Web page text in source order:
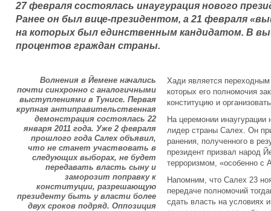
27 февраля состоялась инаугурация нового
Ранее он был вице-президентом, а 21 февраля
на которых был единственным кандидатом. В
процентов граждан страны.
Волнения в Йемене начались
почти синхронно с аналогичными
выступлениями в Тунисе. Первая
крупная антиправительственная
демонстрация состоялась 22
января 2011 года. Уже 2 февраля
прошлого года Салех объявил,
что не станет участвовать в
следующих выборах, не будет
передавать власть сыну и
заморозит поправку к
конституции, разрешающую
президенту быть у власти более
двух сроков подряд. Оппозиция
Хади является
которых его полномочия
конституцию и
На церемонии инаугурации
лидер страны Салех. Он
ранения, полученного в
президент призвал народ
терроризмом, «особенно с
Напомним, что Салех 23
передаче полномочий
сдать власть на условиях